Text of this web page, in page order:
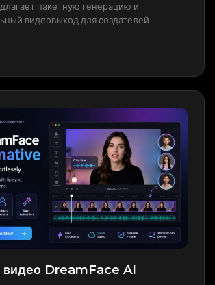
пакетную генерацию и
видеовыход для создателей.
видео DreamFace AI